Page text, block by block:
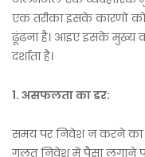
एक तरीका इसके कारणों
ढूंढना है। आइए इसके मुख्य
दर्शाता है।
1. असफलता का डर:
समय पर निवेश न करने का
गलत निवेश में पैसा लगाने